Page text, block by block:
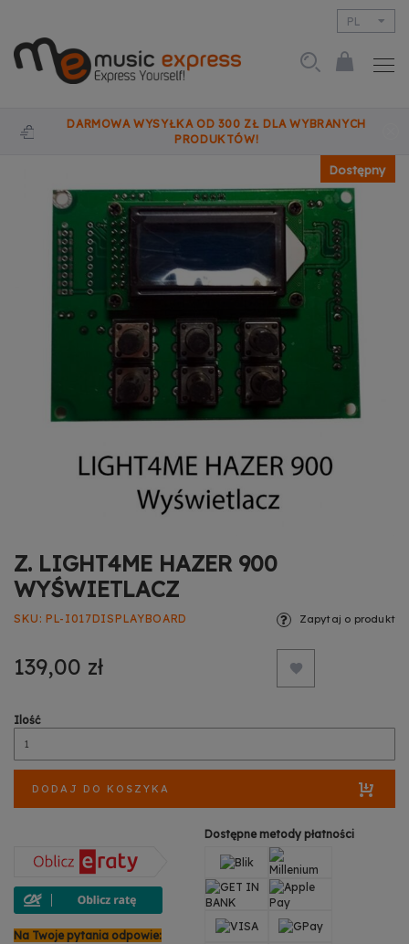
PL
DARMOWA WYSYŁKA OD 300 ZŁ DLA WYBRANYCH
PRODUKTÓW!
Dostępny
Z. LIGHT4ME HAZER 900
WYŚWIETLACZ
SKU PL-I017DISPLAYBOARD
139,00 zł
Zapytaj o produkt
Ilość
DODAJ DO KOSZYKA
Na Twoje pytania odpowie:
Dostępne metody płatności